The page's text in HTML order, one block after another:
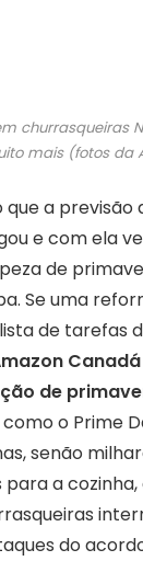
churrasqueiras
mais (fotos da
a previsão
e com ela
de
Se uma
de tarefas
Canadá
de
o Prime
senão
para a
do